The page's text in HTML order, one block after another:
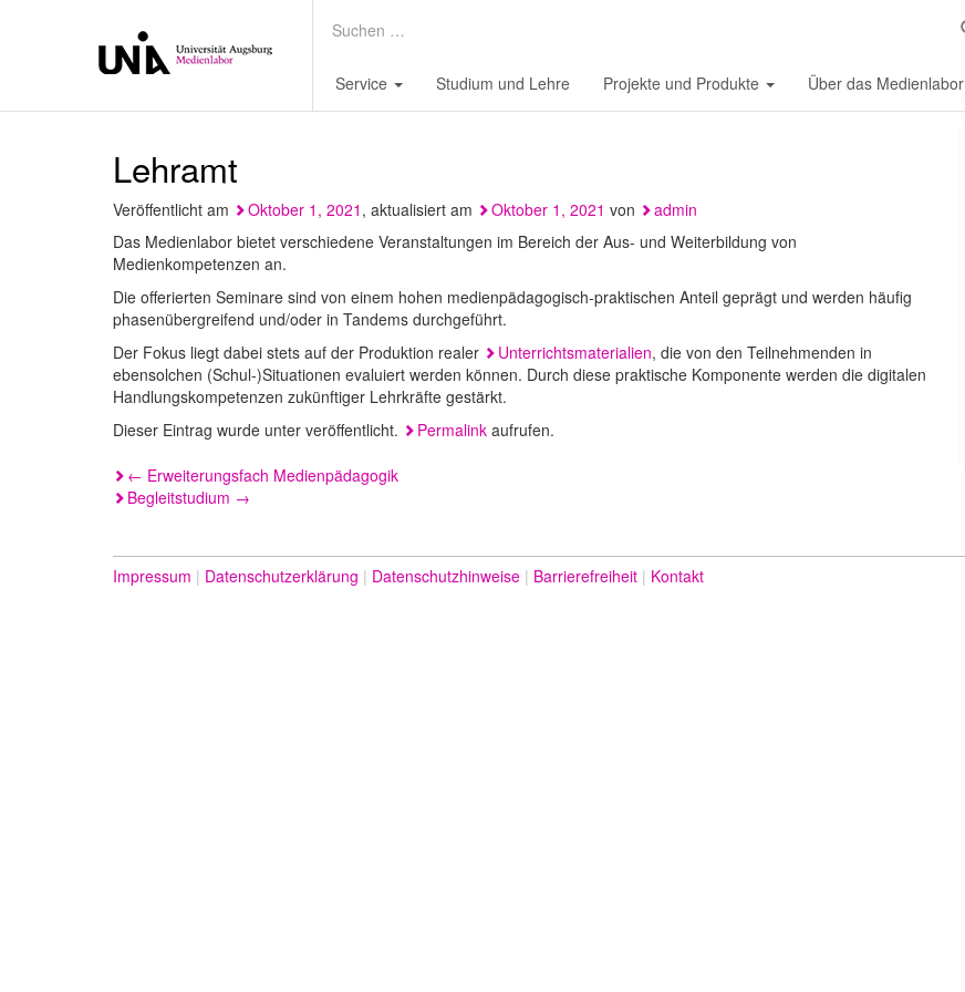
Service Studium und Lehre Projekte und Produkte Über das Medienlabor
Lehramt
Veröffentlicht am Oktober 1, 2021 , aktualisiert am Oktober 1, 2021 von
admin
Das Medienlabor bietet verschiedene Veranstaltungen im Bereich der Aus- und Weiterbildung von
Medienkompetenzen an.
Die offerierten Seminare sind von einem hohen medienpädagogisch-praktischen Anteil geprägt und werden häufig
phasenübergreifend und/oder in Tandems durchgeführt.
Der Fokus liegt dabei stets auf der Produktion realer
Unterrichtsmaterialien, die von den Teilnehmenden in
ebensolchen (Schul-)Situationen evaluiert werden können. Durch diese praktische Komponente werden die digitalen
Handlungskompetenzen zukünftiger Lehrkräfte gestärkt.
Dieser Eintrag wurde unter veröffentlicht.
Permalink aufrufen.
Beitragsnavigation
← Erweiterungsfach Medienpädagogik
Begleitstudium →
Impressum Datenschutzerklärung Datenschutzhinweise Barrierefreiheit Kontakt